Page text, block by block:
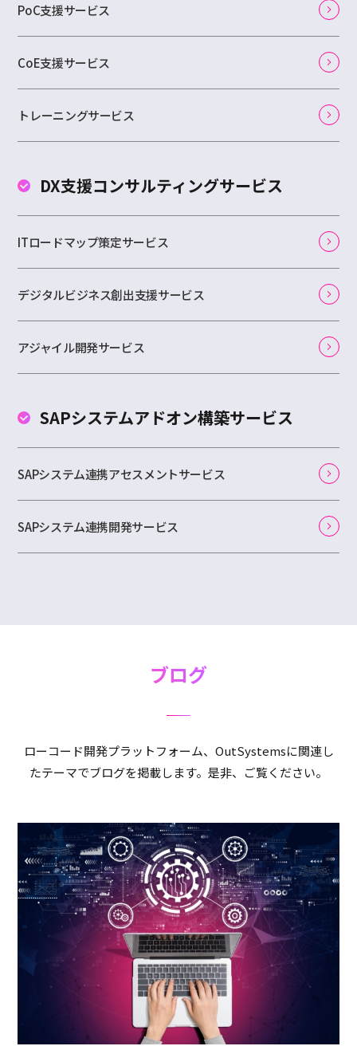
PoC支援サービス
CoE支援サービス
トレーニングサービス
DX支援コンサルティングサービス
ITロードマップ策定サービス
デジタルビジネス創出支援サービス
アジャイル開発サービス
SAPシステムアドオン構築サービス
SAPシステム連携アセスメントサービス
SAPシステム連携開発サービス
ブログ
ローコード開発プラットフォーム、OutSystemsに関連し
たテーマでブログを掲載します。是非、ご覧ください。